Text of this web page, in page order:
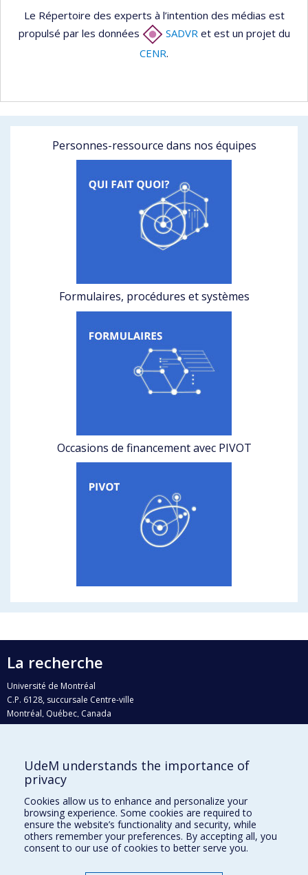
Le Répertoire des experts à l’intention des médias est
propulsé par les données
SADVR et est un projet du
CENR.
Personnes-ressource dans nos équipes
Formulaires, procédures et systèmes
Occasions de financement avec PIVOT
La recherche
Université de Montréal
C.P. 6128, succursale Centre-ville
Montréal, Québec, Canada
H3C 3J7
Qui fait quoi?
Nous trouver
Plan du site
Accessibilité
UdeM understands the importance of
privacy
Cookies allow us to enhance and personalize your
browsing experience. Some cookies are required to
ensure the website’s functionality and security, while
others remember your preferences. By accepting all, you
consent to our use of cookies to better serve you.